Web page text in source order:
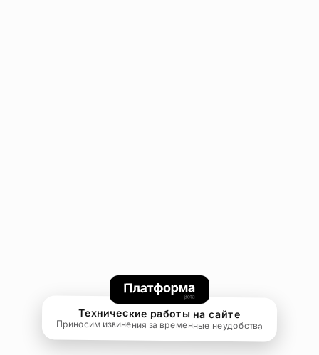
Технические работы на сайте
Приносим извинения за временные неудобства